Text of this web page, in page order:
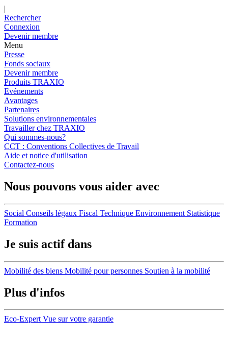
|
Rechercher
Connexion
Devenir membre
Menu
Presse
Fonds sociaux
Devenir membre
Produits TRAXIO
Evénements
Avantages
Partenaires
Solutions environnementales
Travailler chez TRAXIO
Qui sommes-nous?
CCT : Conventions Collectives de Travail
Aide et notice d'utilisation
Contactez-nous
Nous pouvons vous aider avec
Social Conseils légaux Fiscal Technique Environnement Statistique
Formation
Je suis actif dans
Mobilité des biens Mobilité pour personnes Soutien à la mobilité
Plus d'infos
Eco-Expert Vue sur votre garantie